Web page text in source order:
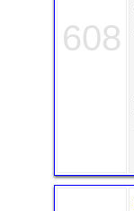
608